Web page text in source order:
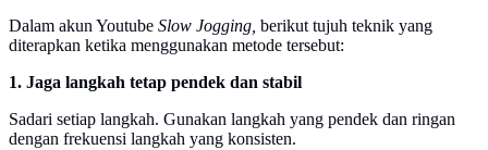
Dalam akun Youtube Slow Jogging, berikut tujuh teknik yang
diterapkan ketika menggunakan metode tersebut:
1. Jaga langkah tetap pendek dan stabil
Sadari setiap langkah. Gunakan langkah yang pendek dan ringan
dengan frekuensi langkah yang konsisten.